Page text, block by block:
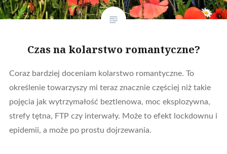
Czas na kolarstwo romantyczne?
Coraz bardziej doceniam kolarstwo romantyczne. To
określenie towarzyszy mi teraz znacznie częściej niż takie
pojęcia jak wytrzymałość beztlenowa, moc eksplozywna,
strefy tętna, FTP czy interwały. Może to efekt lockdownu i
epidemii, a może po prostu dojrzewania.